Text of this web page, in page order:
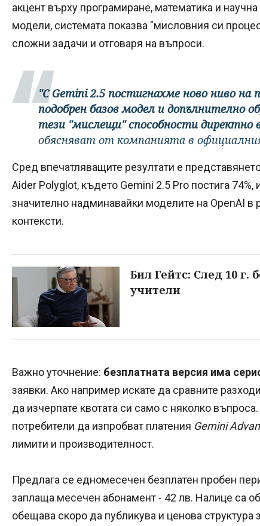
акцент върху програмиране, математика и
модели, системата показва "мисловния си
сложни задачи и отговаря на въпроси.
"С Gemini 2.5 постигнахме ново ниво на
подобрен базов модел и допълнително
тези "мислещи" способности директно
обясняват от компанията в
Сред впечатляващите резултати е
Aider Polyglot, където Gemini 2.5 Pro постига 74%,
значително надминавайки моделите на OpenAI в
контексти.
Бил Гейтс: След 10 г.
учители
Важно уточнение: безплатната версия има
заявки. Ако например искате да сравните
да изчерпате квотата си само с няколко
потребители да изпробват платения Gemini
лимити и производителност.
Предлага се едномесечен безплатен пробен
заплаща месечен абонамент - 42 лв. Налице са
обещава скоро да публикува и ценова структура